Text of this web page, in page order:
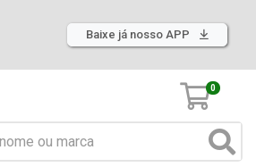
Baixe já nosso APP
0